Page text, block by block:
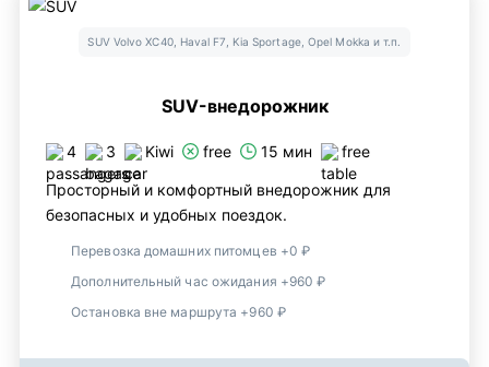
SUV Volvo XC40, Haval F7, Kia Sportage, Opel Mokka и т.п.
SUV-внедорожник
4 3 Kiwi free 15 мин free
Просторный и комфортный внедорожник для
безопасных и удобных поездок.
Перевозка домашних питомцев +0 ₽
Дополнительный час ожидания +960 ₽
Остановка вне маршрута +960 ₽